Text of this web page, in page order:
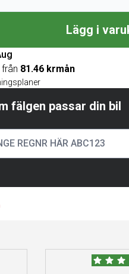
Lägg i
81.46 krmån
fälgen passar din bil